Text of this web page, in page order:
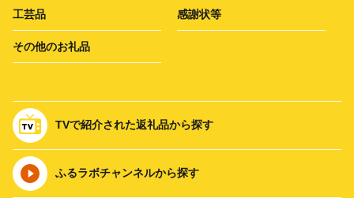
工芸品 感謝状等
その他のお礼品
TVで紹介された返礼品から探す
ふるラボチャンネルから探す